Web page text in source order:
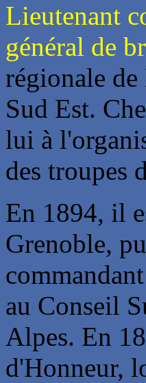
Lieutenant
général de
régionale
Sud Est.
lui à
des troupes
En 1894, il
Grenoble,
au Conseil
Alpes. En
d'Honneur,